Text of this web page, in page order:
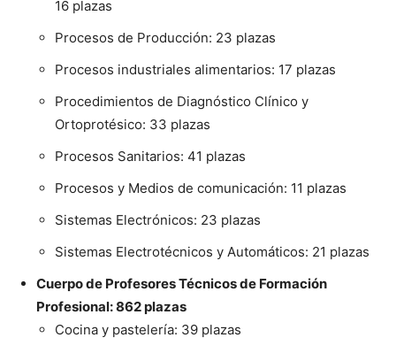
16 plazas
Procesos de Producción: 23 plazas
Procesos industriales alimentarios: 17 plazas
Procedimientos de Diagnóstico Clínico y
Ortoprotésico: 33 plazas
Procesos Sanitarios: 41 plazas
Procesos y Medios de comunicación: 11 plazas
Sistemas Electrónicos: 23 plazas
Sistemas Electrotécnicos y Automáticos: 21 plazas
Cuerpo de Profesores Técnicos de Formación
Profesional: 862 plazas
Cocina y pastelería: 39 plazas